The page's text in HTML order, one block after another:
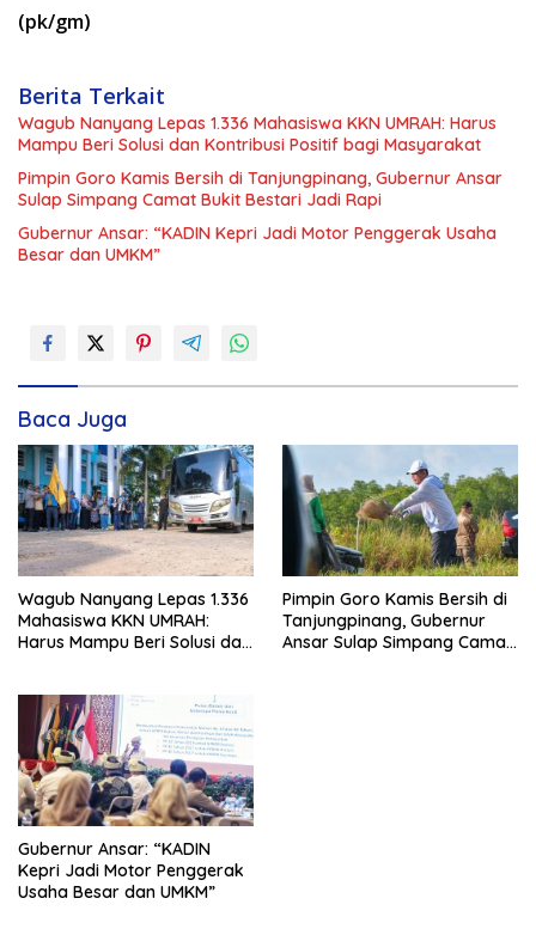
(pk/gm)
Berita Terkait
Wagub Nanyang Lepas 1.336 Mahasiswa KKN UMRAH: Harus
Mampu Beri Solusi dan Kontribusi Positif bagi Masyarakat
Pimpin Goro Kamis Bersih di Tanjungpinang, Gubernur Ansar
Sulap Simpang Camat Bukit Bestari Jadi Rapi
Gubernur Ansar: “KADIN Kepri Jadi Motor Penggerak Usaha
Besar dan UMKM”
Baca Juga
Wagub Nanyang Lepas 1.336
Mahasiswa KKN UMRAH:
Harus Mampu Beri Solusi dan
Pimpin Goro Kamis Bersih di
Tanjungpinang, Gubernur
Ansar Sulap Simpang Camat
Gubernur Ansar: “KADIN
Kepri Jadi Motor Penggerak
Usaha Besar dan UMKM”